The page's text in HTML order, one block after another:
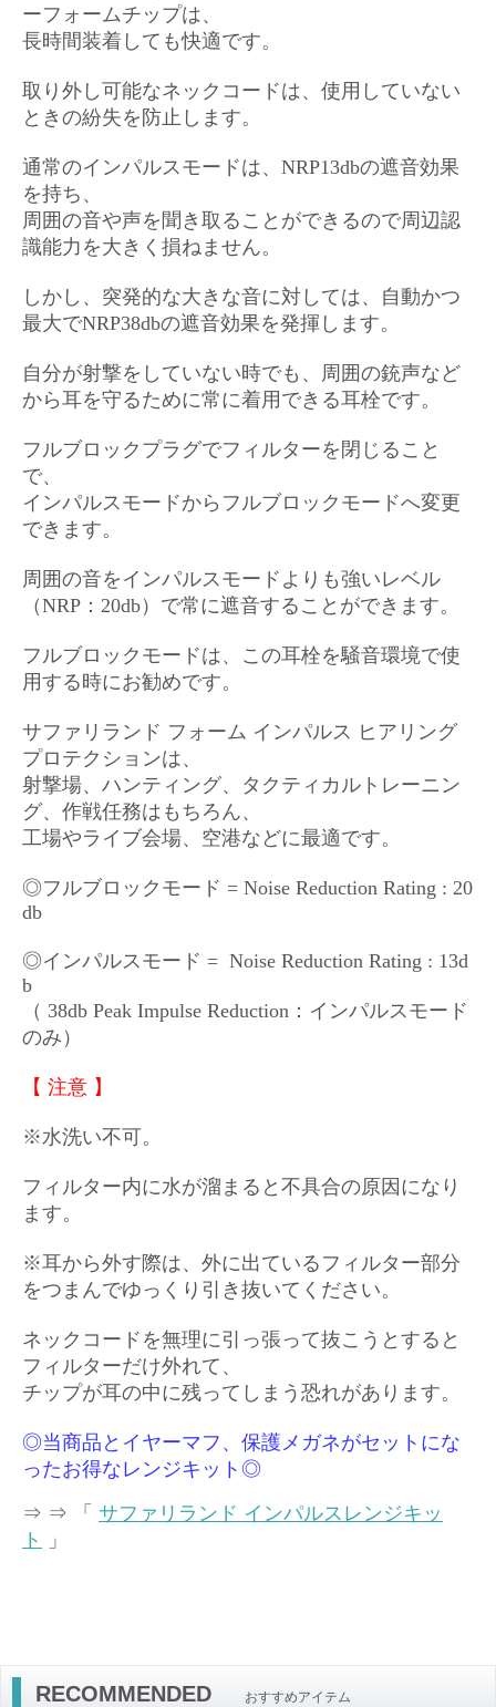
ーフォームチップは、
長時間装着しても快適です。
取り外し可能なネックコードは、使用していない
ときの紛失を防止します。
通常のインパルスモードは、NRP13dbの遮音効果
を持ち、
周囲の音や声を聞き取ることができるので周辺認
識能力を大きく損ねません。
しかし、突発的な大きな音に対しては、自動かつ
最大でNRP38dbの遮音効果を発揮します。
自分が射撃をしていない時でも、周囲の銃声など
から耳を守るために常に着用できる耳栓です。
フルブロックプラグでフィルターを閉じること
で、
インパルスモードからフルブロックモードへ変更
できます。
周囲の音をインパルスモードよりも強いレベル
（NRP：20db）で常に遮音することができます。
フルブロックモードは、この耳栓を騒音環境で使
用する時にお勧めです。
サファリランド フォーム インパルス ヒアリング
プロテクションは、
射撃場、ハンティング、タクティカルトレーニン
グ、作戦任務はもちろん、
工場やライブ会場、空港などに最適です。
◎フルブロックモード = Noise Reduction Rating : 20
db
◎インパルスモード = Noise Reduction Rating : 13d
b
（ 38db Peak Impulse Reduction：インパルスモード
のみ）
【 注意 】
※水洗い不可。
フィルター内に水が溜まると不具合の原因になり
ます。
※耳から外す際は、外に出ているフィルター部分
をつまんでゆっくり引き抜いてください。
ネックコードを無理に引っ張って抜こうとすると
フィルターだけ外れて、
チップが耳の中に残ってしまう恐れがあります。
◎当商品とイヤーマフ、保護メガネがセットにな
ったお得なレンジキット◎
⇒ ⇒ 「 サファリランド インパルスレンジキッ
ト
」
RECOMMENDED おすすめアイテム